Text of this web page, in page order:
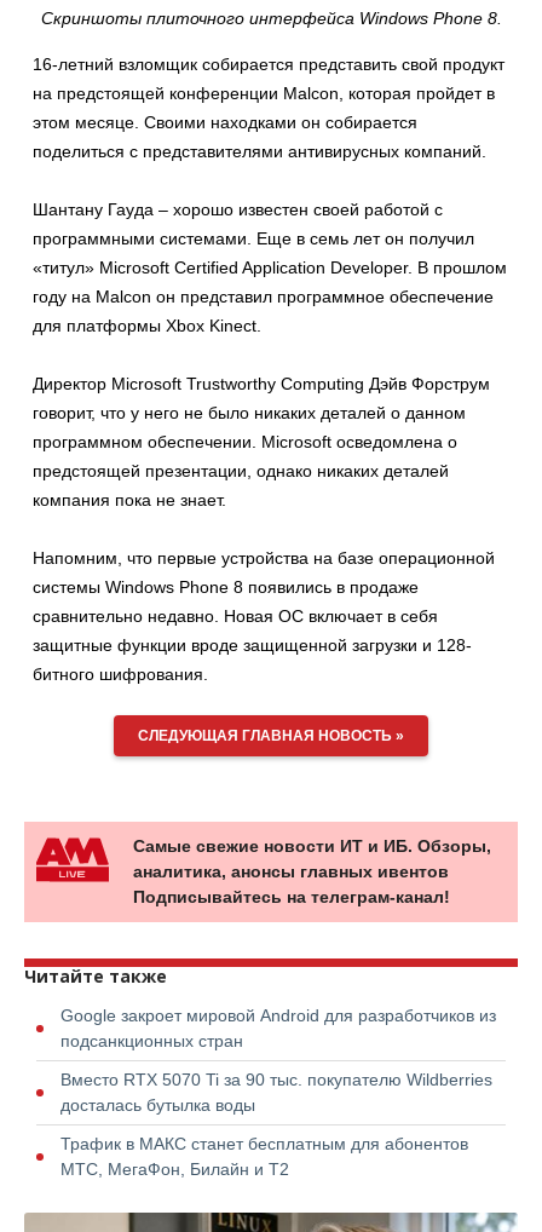
Скриншоты плиточного интерфейса Windows Phone 8.
16-летний взломщик собирается представить свой продукт
на предстоящей конференции Malcon, которая пройдет в
этом месяце. Своими находками он собирается
поделиться с представителями антивирусных компаний.
Шантану Гауда – хорошо известен своей работой с
программными системами. Еще в семь лет он получил
«титул» Microsoft Certified Application Developer. В прошлом
году на Malcon он представил программное обеспечение
для платформы Xbox Kinect.
Директор Microsoft Trustworthy Computing Дэйв Форструм
говорит, что у него не было никаких деталей о данном
программном обеспечении. Microsoft осведомлена о
предстоящей презентации, однако никаких деталей
компания пока не знает.
Напомним, что первые устройства на базе операционной
системы Windows Phone 8 появились в продаже
сравнительно недавно. Новая ОС включает в себя
защитные функции вроде защищенной загрузки и 128-
битного шифрования.
СЛЕДУЮЩАЯ ГЛАВНАЯ НОВОСТЬ »
Самые свежие новости ИТ и ИБ. Обзоры,
аналитика, анонсы главных ивентов
Подписывайтесь на телеграм-канал!
Читайте также
Google закроет мировой Android для разработчиков из
подсанкционных стран
Вместо RTX 5070 Ti за 90 тыс. покупателю Wildberries
досталась бутылка воды
Трафик в МАКС станет бесплатным для абонентов
МТС, МегаФон, Билайн и Т2